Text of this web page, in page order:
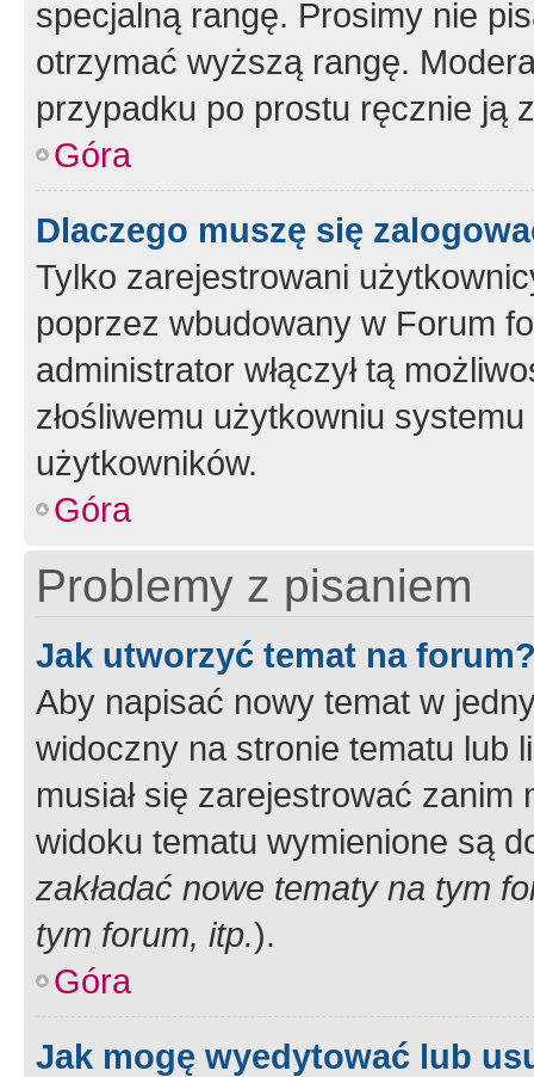
specjalną rangę. Prosimy nie
otrzymać wyższą rangę.
przypadku po prostu ręcznie ją
Góra
Dlaczego muszę się
Tylko zarejestrowani
poprzez wbudowany w Forum
administrator włączył tą
złośliwemu użytkowniu
użytkowników.
Góra
Problemy z pisaniem
Jak utworzyć temat na
Aby napisać nowy temat w
widoczny na stronie tematu lub
musiał się zarejestrować
widoku tematu wymienione są
zakładać nowe tematy na tym
tym forum, itp.).
Góra
Jak mogę wyedytować lub